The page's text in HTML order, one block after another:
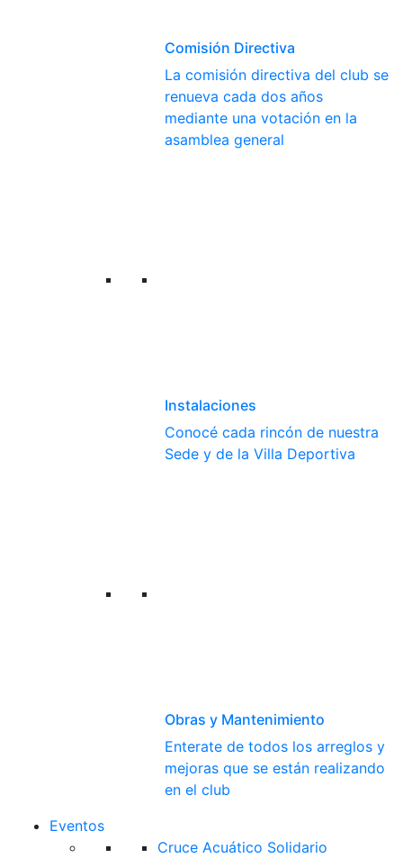
Comisión Directiva
La comisión directiva del club se
renueva cada dos años
mediante una votación en la
asamblea general
Instalaciones
Conocé cada rincón de nuestra
Sede y de la Villa Deportiva
Obras y Mantenimiento
Enterate de todos los arreglos y
mejoras que se están realizando
en el club
Eventos
Cruce Acuático Solidario